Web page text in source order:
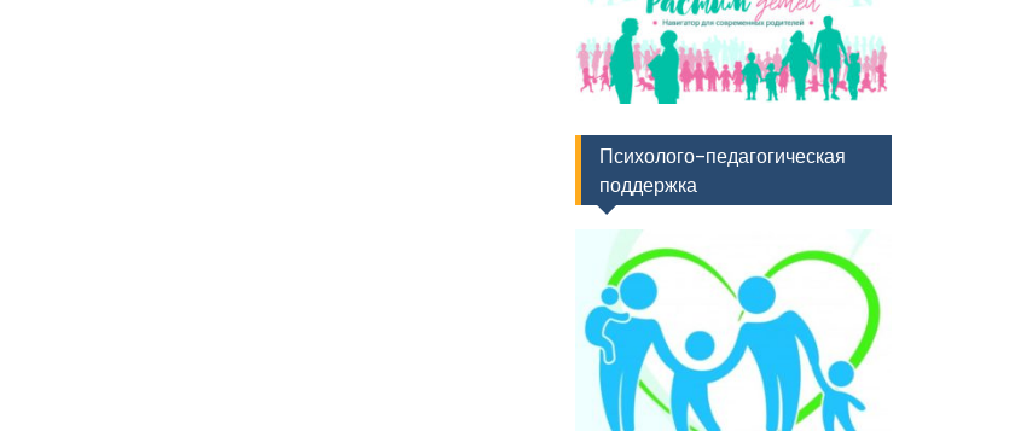
Психолого-педагогическая
поддержка